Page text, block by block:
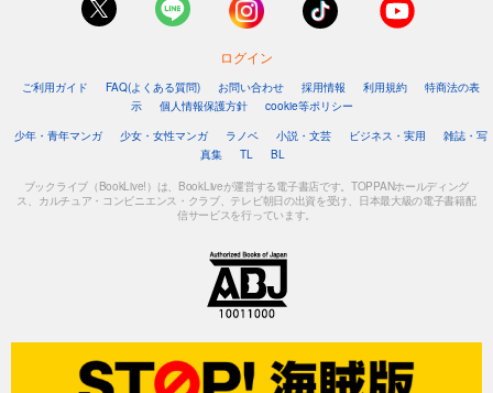
ログイン
ご利用ガイド FAQ(よくある質問) お問い合わせ 採用情報 利用規約
特商法の表
示
個人情報保護方針
cookie等ポリシー
少年・青年マンガ
少女・女性マンガ ラノベ 小説・文芸 ビジネス・実用
雑誌・写
真集
TL BL
ブックライブ（BookLive!）は、BookLiveが運営する電子書店です。TOPPANホールディング
ス、カルチュア・コンビニエンス・クラブ、テレビ朝日の出資を受け、日本最大級の電子書籍配
信サービスを行っています。